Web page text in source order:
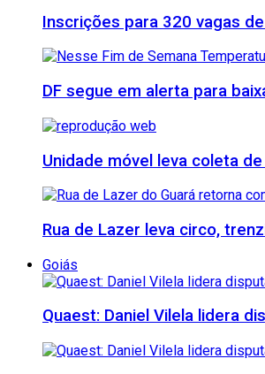
Inscrições para 320 vagas
DF segue em alerta para
Unidade móvel leva coleta
Rua de Lazer leva circo,
Goiás
Quaest: Daniel Vilela lidera